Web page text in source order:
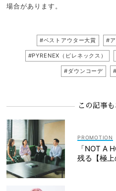
場合があります。
#ベストアウター大賞 #
#PYRENEX（ピレネックス）
#ダウンコーデ
この記事
「NOT A
残る【極